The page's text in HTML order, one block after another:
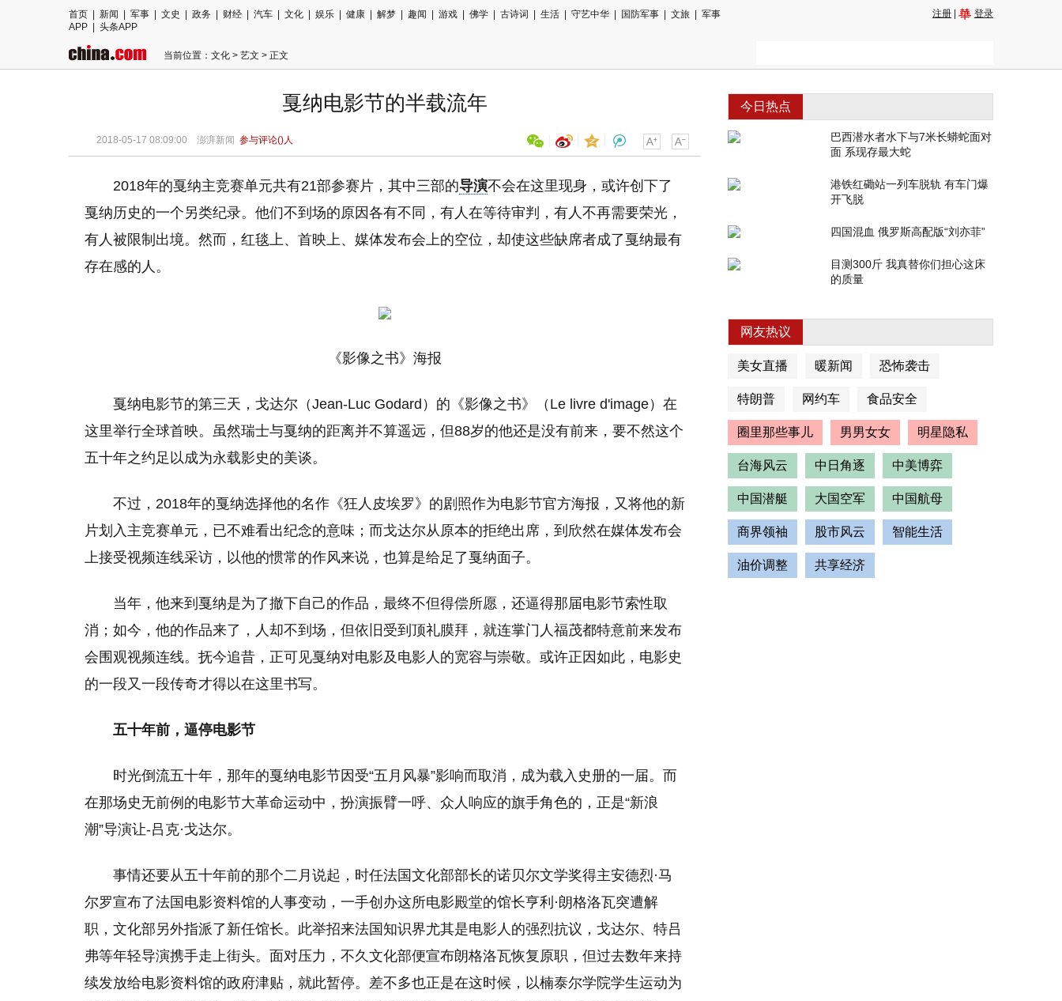
首页 新闻 军事 文史 政务 财经 汽车 文化 娱乐 健康 解梦 趣闻 游戏 佛学 古诗词 生活 守艺中华 国防军事 文旅
军事
APP
头条APP
注册 登录
当前位置： 文化 > 艺文 > 正文
戛纳电影节的半载流年
用微信扫描二维码
分享至好友和朋友圈
2018-05-17 08:09:00 澎湃新闻 参与评论()人
2018年的戛纳主竞赛单元共有21部参赛片，其中三部的导演不会在这里现身，或许创下了
戛纳历史的一个另类纪录。他们不到场的原因各有不同，有人在等待审判，有人不再需要荣光，
有人被限制出境。然而，红毯上、首映上、媒体发布会上的空位，却使这些缺席者成了戛纳最有
存在感的人。
《影像之书》海报
戛纳电影节的第三天，戈达尔（Jean-Luc Godard）的《影像之书》（Le livre d'image）在
这里举行全球首映。虽然瑞士与戛纳的距离并不算遥远，但88岁的他还是没有前来，要不然这个
五十年之约足以成为永载影史的美谈。
不过，2018年的戛纳选择他的名作《狂人皮埃罗》的剧照作为电影节官方海报，又将他的新
片划入主竞赛单元，已不难看出纪念的意味；而戈达尔从原本的拒绝出席，到欣然在媒体发布会
上接受视频连线采访，以他的惯常的作风来说，也算是给足了戛纳面子。
当年，他来到戛纳是为了撤下自己的作品，最终不但得偿所愿，还逼得那届电影节索性取
消；如今，他的作品来了，人却不到场，但依旧受到顶礼膜拜，就连掌门人福茂都特意前来发布
会围观视频连线。抚今追昔，正可见戛纳对电影及电影人的宽容与崇敬。或许正因如此，电影史
的一段又一段传奇才得以在这里书写。
五十年前，逼停电影节
时光倒流五十年，那年的戛纳电影节因受“五月风暴”影响而取消，成为载入史册的一届。而
在那场史无前例的电影节大革命运动中，扮演振臂一呼、众人响应的旗手角色的，正是“新浪
潮”导演让-吕克·戈达尔。
事情还要从五十年前的那个二月说起，时任法国文化部部长的诺贝尔文学奖得主安德烈·马
尔罗宣布了法国电影资料馆的人事变动，一手创办这所电影殿堂的馆长亨利·朗格洛瓦突遭解
职，文化部另外指派了新任馆长。此举招来法国知识界尤其是电影人的强烈抗议，戈达尔、特吕
弗等年轻导演携手走上街头。面对压力，不久文化部便宣布朗格洛瓦恢复原职，但过去数年来持
续发放给电影资料馆的政府津贴，就此暂停。差不多也正是在这时候，以楠泰尔学院学生运动为
今日热点
巴西潜水者水下与7米长蟒蛇面对
面 系现存最大蛇
港铁红磡站一列车脱轨 有车门爆
开飞脱
四国混血 俄罗斯高配版“刘亦菲”
目测300斤 我真替你们担心这床
的质量
网友热议
美女直播 暖新闻 恐怖袭击
特朗普 网约车 食品安全
圈里那些事儿 男男女女 明星隐私
台海风云 中日角逐 中美博弈
中国潜艇 大国空军 中国航母
商界领袖 股市风云 智能生活
油价调整 共享经济